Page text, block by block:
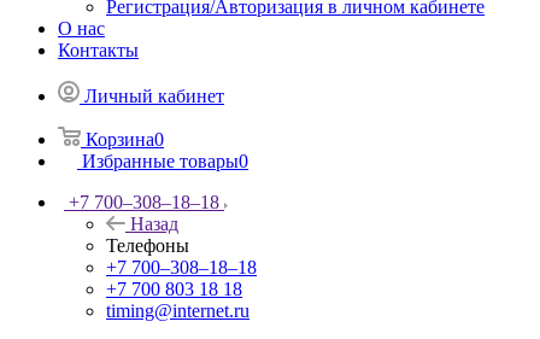
Регистрация/Авторизация в личном кабинете
О нас
Контакты
Личный кабинет
Корзина0
Избранные товары0
+7 700‒308‒18‒18
Назад
Телефоны
+7 700‒308‒18‒18
+7 700 803 18 18
timing@internet.ru